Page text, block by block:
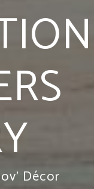
Décor